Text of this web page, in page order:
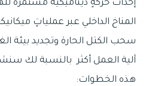
إحداث حركةٍ ديناميكية مستمرة
المناخ الداخلي عبر عملياتٍ
سحب الكتل الحارة وتجديد بيئة
آلية العمل أكثر بالنسبة لك
هذه الخطوات: